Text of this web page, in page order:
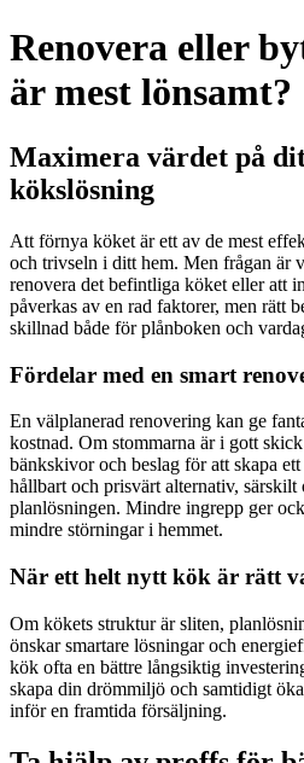
Renovera eller
är mest lönsamt?
Maximera värdet på
kökslösning
Att förnya köket är ett av de mest
och trivseln i ditt hem. Men frågan är
renovera det befintliga köket eller att
påverkas av en rad faktorer, men rätt
skillnad både för plånboken och
Fördelar med en smart
En välplanerad renovering kan ge
kostnad. Om stommarna är i gott
bänkskivor och beslag för att skapa
hållbart och prisvärt alternativ, särskilt
planlösningen. Mindre ingrepp ger
mindre störningar i hemmet.
När ett helt nytt kök är rätt
Om kökets struktur är sliten,
önskar smartare lösningar och
kök ofta en bättre långsiktig
skapa din drömmiljö och samtidigt
inför en framtida försäljning.